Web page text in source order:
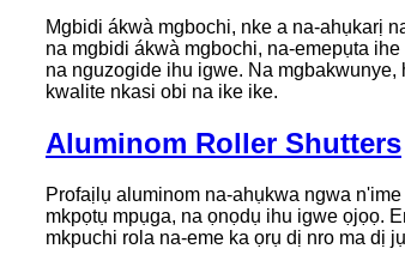
Mgbidi ákwà mgbochi, nke a na-ahụkarị
na mgbidi ákwà mgbochi, na-emepụta
na nguzogide ihu igwe. Na
kwalite nkasi obi na ike ike.
Aluminom Roller Shutters
Profaịlụ aluminom na-ahụkwa ngwa
mkpọtụ mpụga, na ọnọdụ ihu igwe ọjọọ.
mkpuchi rola na-eme ka ọrụ dị nro ma dị